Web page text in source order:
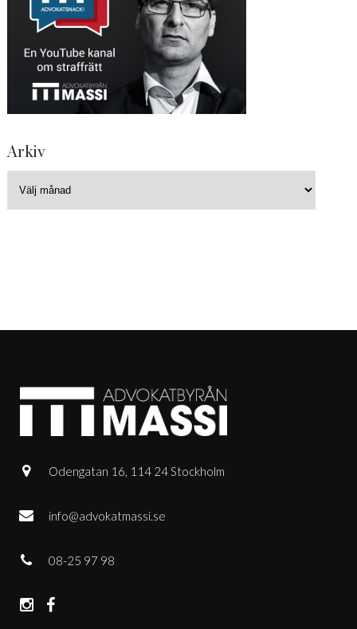
Arkiv
Odengatan 16, 114 24 Stockholm
info@advokatmassi.se
08-25 97 98